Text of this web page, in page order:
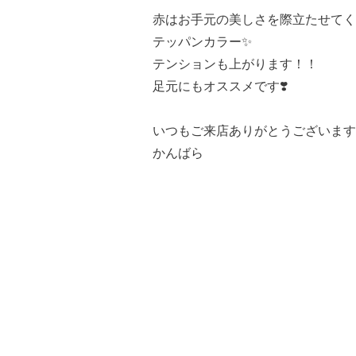
赤はお手元の美しさを際立たせて
テッパンカラー✨
テンションも上がります！！
足元にもオススメです❣️
いつもご来店ありがとうございま
かんばら